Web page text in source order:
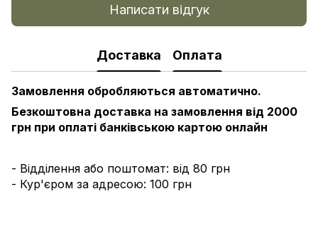
Написати відгук
Доставка Оплата
Замовлення обробляються автоматично.
Безкоштовна доставка на замовлення від 2000
грн при оплаті банківською картою онлайн
- Відділення або поштомат: від 80 грн
- Кур'єром за адресою: 100 грн